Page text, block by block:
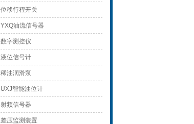
位移行程开关
YXQ油流信号器
数字测控仪
液位信号计
稀油润滑泵
UXJ智能油位计
射频信号器
差压监测装置